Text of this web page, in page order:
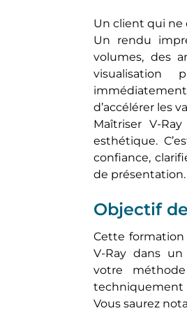
Un client qui
Un rendu
volumes, des
visualisation
d’accélérer les
Maîtriser V-
esthétique.
confiance,
de présentation.
Objectif
Cette
V-Ray dans
votre
techniquement
Vous saurez